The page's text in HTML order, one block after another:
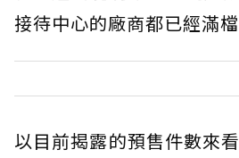
接待中心的廠商都已經滿檔
以目前揭露的預售件數來